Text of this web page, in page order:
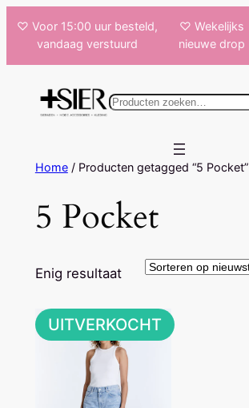
♡ Voor 15:00 uur besteld,
vandaag verstuurd
♡ Wekelijks
nieuwe drop
k
Home/ Producten getagged “5 Pocket”
5 Pocket
Enig resultaat
UITVERKOCHT